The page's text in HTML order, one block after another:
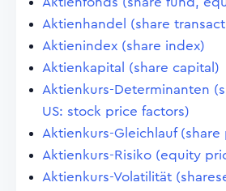
Aktienhandel (share
Aktienindex (share index)
Aktienkapital (share capital)
Aktienkurs-Determinanten
US: stock price factors)
Aktienkurs-Gleichlauf
Aktienkurs-Risiko (equity
Aktienkurs-Volatilität